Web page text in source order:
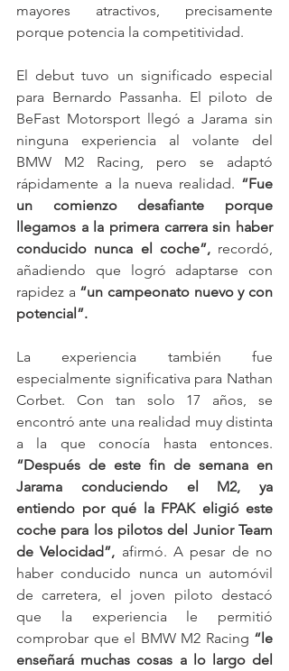
mayores atractivos, precisamente
porque potencia la competitividad.
El debut tuvo un significado especial
para Bernardo Passanha. El piloto de
BeFast Motorsport llegó a Jarama sin
ninguna experiencia al volante del
BMW M2 Racing, pero se adaptó
rápidamente a la nueva realidad. “Fue
un comienzo desafiante porque
llegamos a la primera carrera sin haber
conducido nunca el coche”, recordó,
añadiendo que logró adaptarse con
rapidez a “un campeonato nuevo y con
potencial”.
La experiencia también fue
especialmente significativa para Nathan
Corbet. Con tan solo 17 años, se
encontró ante una realidad muy distinta
“Después de este fin de semana en
Jarama conduciendo el M2, ya
entiendo por qué la FPAK eligió este
coche para los pilotos del Junior Team
de Velocidad”, afirmó. A pesar de no
haber conducido nunca un automóvil
de carretera, el joven piloto destacó
que la experiencia le permitió
comprobar que el BMW M2 Racing “le
enseñará muchas cosas a lo largo del